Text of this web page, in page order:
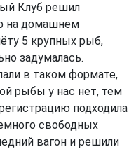
Клуб решил
на домашнем
5 крупных рыб,
задумалась.
в таком формате,
рыбы у нас нет, тем
подходила
свободных
вагон и решили